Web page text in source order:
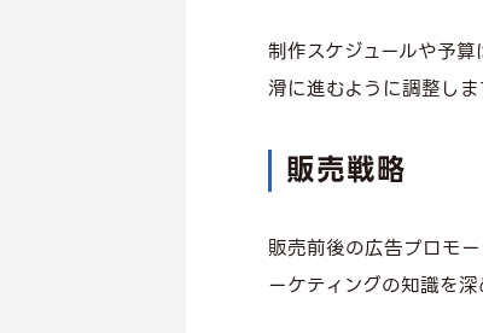
制作スケジュールや予
滑に進むように調整しま
販売戦略
販売前後の広告プロモ
ーケティングの知識を